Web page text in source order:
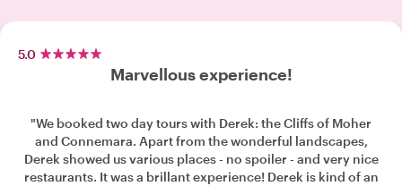
5.0
Marvellous experience!
"We booked two day tours with Derek: the Cliffs of Moher
and Connemara. Apart from the wonderful landscapes,
Derek showed us various places - no spoiler - and very nice
restaurants. It was a brillant experience! Derek is kind of an